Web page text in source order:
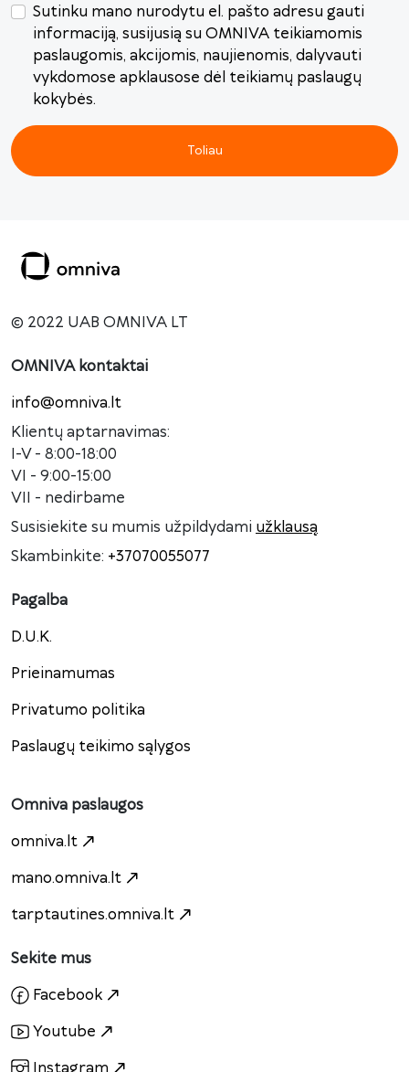
Sutinku mano nurodytu el. pašto adresu gauti
informaciją, susijusią su OMNIVA teikiamomis
paslaugomis, akcijomis, naujienomis, dalyvauti
vykdomose apklausose dėl teikiamų paslaugų
kokybės.
Toliau
© 2022 UAB OMNIVA LT
OMNIVA kontaktai
info@omniva.lt
Klientų aptarnavimas:
I-V - 8:00-18:00
VI - 9:00-15:00
VII - nedirbame
Susisiekite su mumis užpildydami užklausą
Skambinkite: +37070055077
Pagalba
D.U.K.
Prieinamumas
Privatumo politika
Paslaugų teikimo sąlygos
Omniva paslaugos
omniva.lt
mano.omniva.lt
tarptautines.omniva.lt
Sekite mus
Facebook
Youtube
Instagram